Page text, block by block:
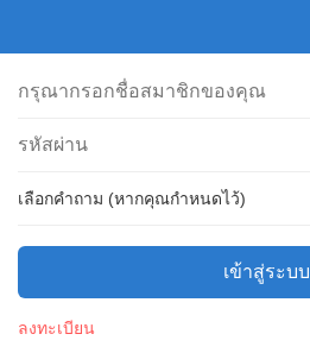
เลือกคำถาม (หากคุณกำหนดไว้)
เข้าสู่ระบบ
ลงทะเบียน